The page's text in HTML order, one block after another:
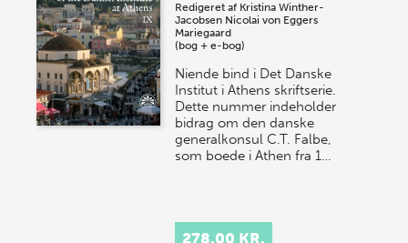
Redigeret af Kristina Winther-
Jacobsen Nicolai von Eggers
Mariegaard
(bog + e-bog)
Niende bind i Det Danske
Institut i Athens skriftserie.
Dette nummer indeholder
bidrag om den danske
generalkonsul C.T. Falbe,
som boede i Athen fra 1…
278,00 KR.